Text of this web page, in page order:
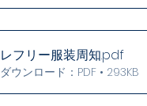
レフリー服装周知.pdf
ダウンロード：PDF • 293KB